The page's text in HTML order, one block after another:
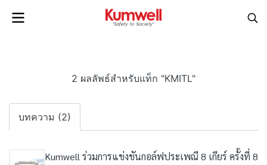
2 ผลลัพธ์สำหรับแท็ก "KMITL"
บทความ (2)
Kumwell ร่วมการแข่งขันกอล์ฟประเพณี 8 เกียร์ ครั้งที่ 8